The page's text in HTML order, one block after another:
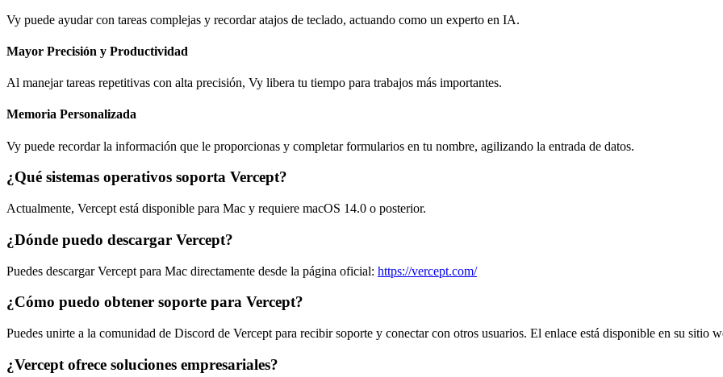
Vy puede ayudar con tareas complejas y recordar atajos de teclado, actuando como un experto en IA.
Mayor Precisión y Productividad
Al manejar tareas repetitivas con alta precisión, Vy libera tu tiempo para trabajos más importantes.
Memoria Personalizada
Vy puede recordar la información que le proporcionas y completar formularios en tu nombre, agilizando la entrada de datos.
¿Qué sistemas operativos soporta Vercept?
Actualmente, Vercept está disponible para Mac y requiere macOS 14.0 o posterior.
¿Dónde puedo descargar Vercept?
Puedes descargar Vercept para Mac directamente desde la página oficial: https://vercept.com/
¿Cómo puedo obtener soporte para Vercept?
Puedes unirte a la comunidad de Discord de Vercept para recibir soporte y conectar con otros usuarios. El enlace está disponible en su sitio
¿Vercept ofrece soluciones empresariales?